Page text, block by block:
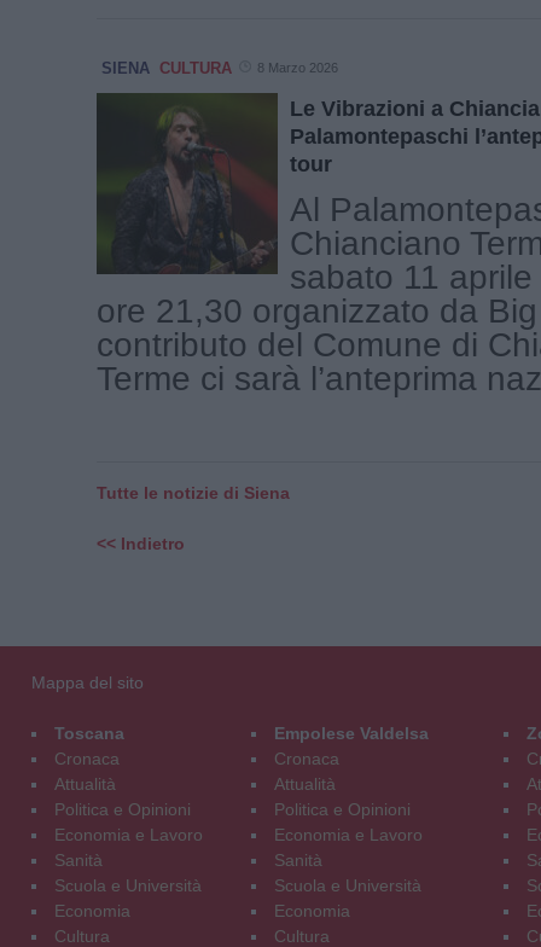
SIENA CULTURA 8 Marzo 2026
Le Vibrazioni a
Palamontepaschi
tour
Al
Chianciano
sabato 11
ore 21,30 organizzato da
contributo del Comune di
Terme ci sarà l’anteprima
Tutte le notizie di Siena
<< Indietro
Mappa del sito
Toscana
Cronaca
Attualità
Politica e Opinioni
Economia e Lavoro
Sanità
Scuola e Università
Economia
Cultura
Empolese Valdelsa
Cronaca
Attualità
Politica e Opinioni
Economia e Lavoro
Sanità
Scuola e Università
Economia
Cultura